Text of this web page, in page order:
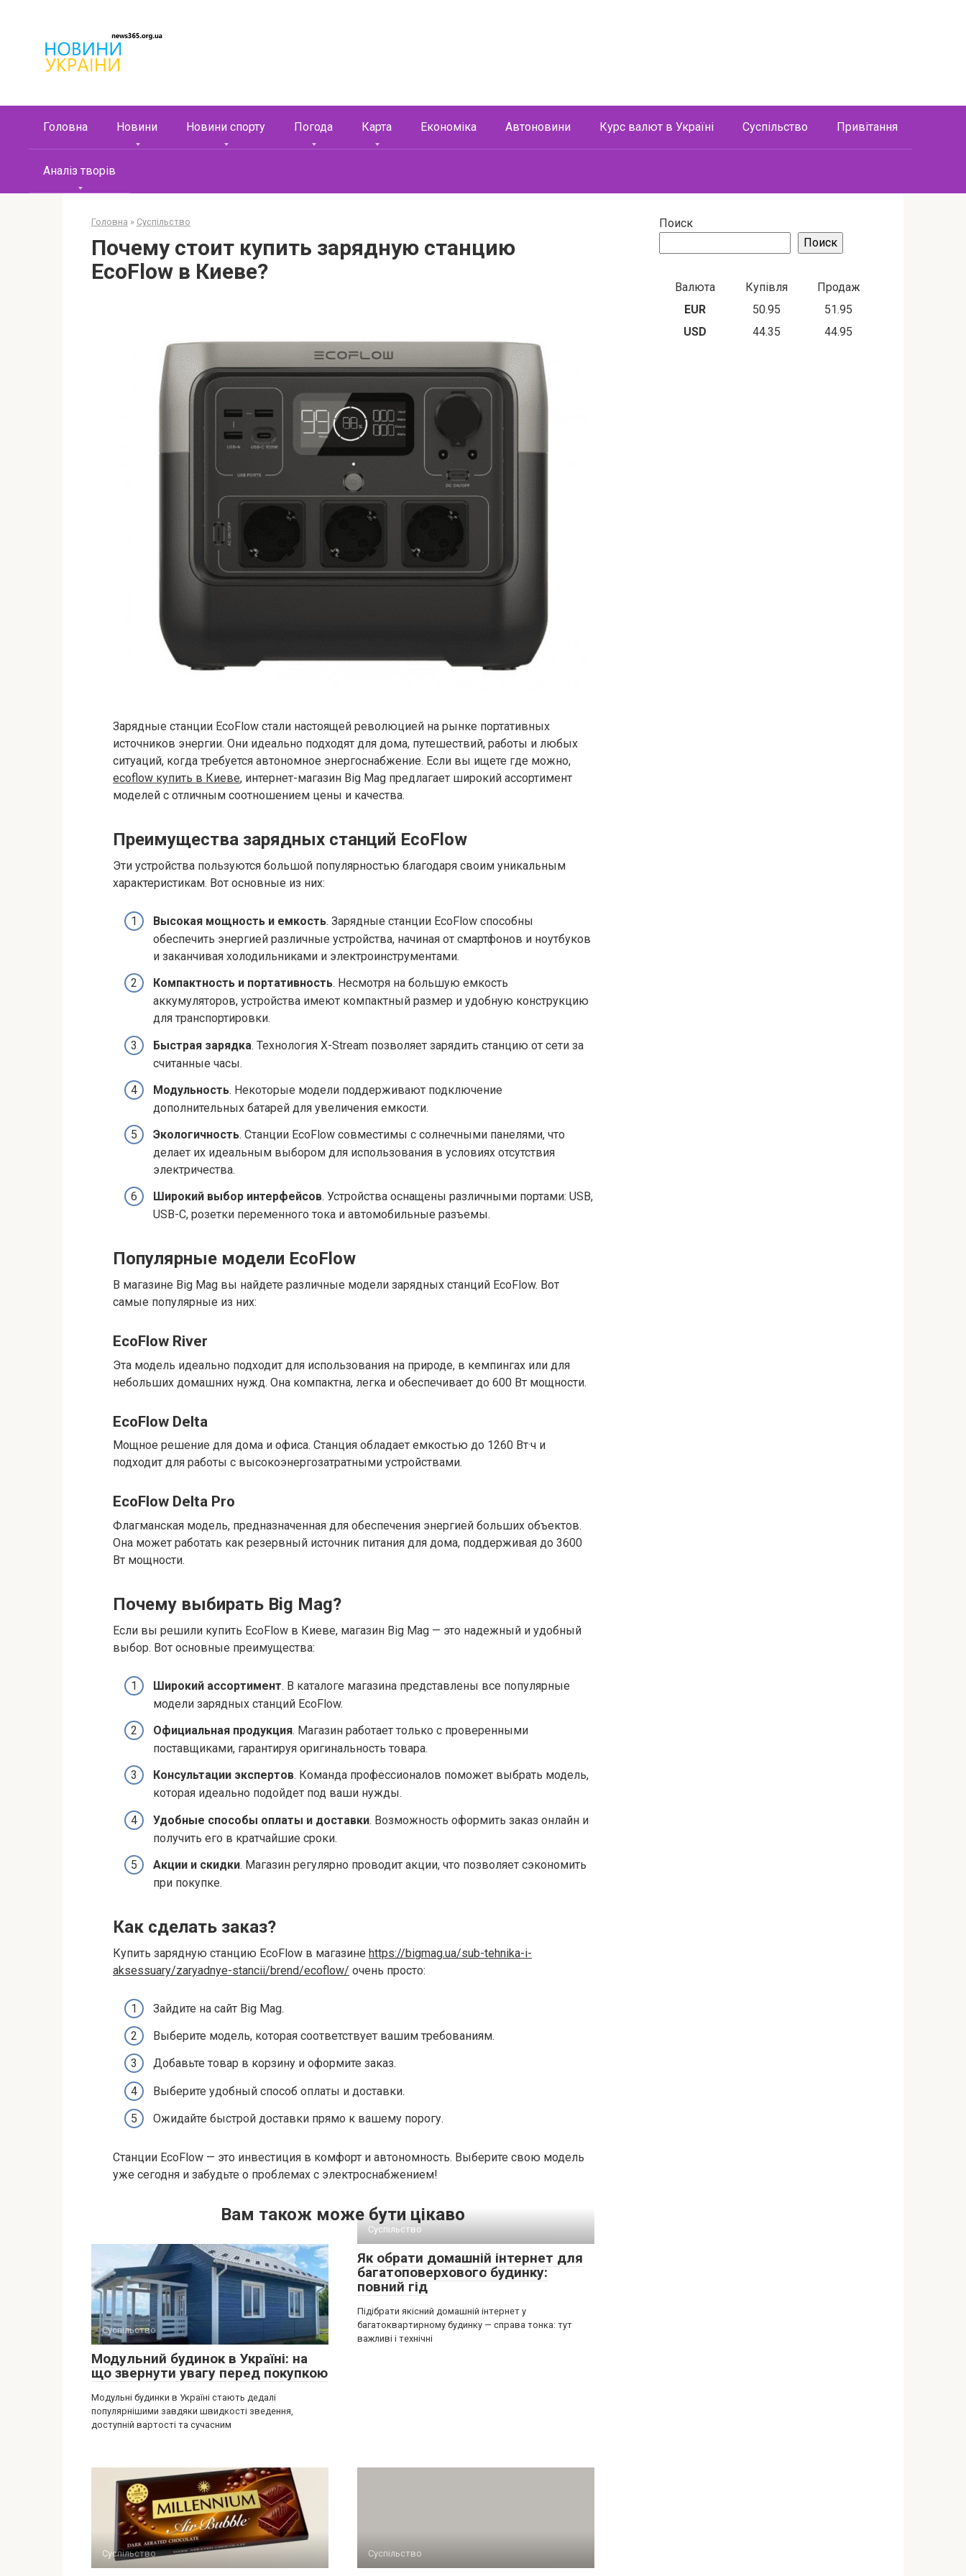
контенту
Головна Новини Новини спорту Погода Карта Економіка Автоновини Курс валют в Україні Суспільство Привітання
Аналіз творів
Головна » Суспільство
Почему стоит купить зарядную станцию
EcoFlow в Киеве?
Зарядные станции EcoFlow стали настоящей революцией на рынке портативных
источников энергии. Они идеально подходят для дома, путешествий, работы и любых
ситуаций, когда требуется автономное энергоснабжение. Если вы ищете где можно,
ecoflow купить в Киеве, интернет-магазин Big Mag предлагает широкий ассортимент
моделей с отличным соотношением цены и качества.
Преимущества зарядных станций EcoFlow
Эти устройства пользуются большой популярностью благодаря своим уникальным
характеристикам. Вот основные из них:
Высокая мощность и емкость. Зарядные станции EcoFlow способны
обеспечить энергией различные устройства, начиная от смартфонов и ноутбуков
и заканчивая холодильниками и электроинструментами.
Компактность и портативность. Несмотря на большую емкость
аккумуляторов, устройства имеют компактный размер и удобную конструкцию
для транспортировки.
Быстрая зарядка. Технология X-Stream позволяет зарядить станцию от сети за
считанные часы.
Модульность. Некоторые модели поддерживают подключение
дополнительных батарей для увеличения емкости.
Экологичность. Станции EcoFlow совместимы с солнечными панелями, что
делает их идеальным выбором для использования в условиях отсутствия
электричества.
Широкий выбор интерфейсов. Устройства оснащены различными портами: USB,
USB-C, розетки переменного тока и автомобильные разъемы.
Популярные модели EcoFlow
В магазине Big Mag вы найдете различные модели зарядных станций EcoFlow. Вот
самые популярные из них:
EcoFlow River
Эта модель идеально подходит для использования на природе, в кемпингах или для
небольших домашних нужд. Она компактна, легка и обеспечивает до 600 Вт мощности.
EcoFlow Delta
Мощное решение для дома и офиса. Станция обладает емкостью до 1260 Вт·ч и
подходит для работы с высокоэнергозатратными устройствами.
EcoFlow Delta Pro
Флагманская модель, предназначенная для обеспечения энергией больших объектов.
Она может работать как резервный источник питания для дома, поддерживая до 3600
Вт мощности.
Почему выбирать Big Mag?
Если вы решили купить EcoFlow в Киеве, магазин Big Mag — это надежный и удобный
выбор. Вот основные преимущества:
Широкий ассортимент. В каталоге магазина представлены все популярные
модели зарядных станций EcoFlow.
Официальная продукция. Магазин работает только с проверенными
поставщиками, гарантируя оригинальность товара.
Консультации экспертов. Команда профессионалов поможет выбрать модель,
которая идеально подойдет под ваши нужды.
Удобные способы оплаты и доставки. Возможность оформить заказ онлайн и
получить его в кратчайшие сроки.
Акции и скидки. Магазин регулярно проводит акции, что позволяет сэкономить
при покупке.
Как сделать заказ?
Купить зарядную станцию EcoFlow в магазине https://bigmag.ua/sub-tehnika-i-
aksessuary/zaryadnye-stancii/brend/ecoflow/ очень просто:
Зайдите на сайт Big Mag.
Выберите модель, которая соответствует вашим требованиям.
Добавьте товар в корзину и оформите заказ.
Выберите удобный способ оплаты и доставки.
Ожидайте быстрой доставки прямо к вашему порогу.
Станции EcoFlow — это инвестиция в комфорт и автономность. Выберите свою модель
уже сегодня и забудьте о проблемах с электроснабжением!
Вам також може бути цікаво
Суспільство
Модульний будинок в Україні: на
що звернути увагу перед покупкою
Модульні будинки в Україні стають дедалі
популярнішими завдяки швидкості зведення,
доступній вартості та сучасним
Суспільство
Як обрати домашній інтернет для
багатоповерхового будинку:
повний гід
Підібрати якісний домашній інтернет у
багатоквартирному будинку — справа тонка: тут
важливі і технічні
Суспільство Суспільство
Поиск
Поиск
Валюта Купівля
Продаж
EUR
50.95
51.95
USD
44.35 44.95